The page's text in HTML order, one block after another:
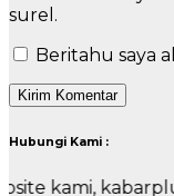
surel.
Beritahu saya
Hubungi Kami :
kabarplus.com -